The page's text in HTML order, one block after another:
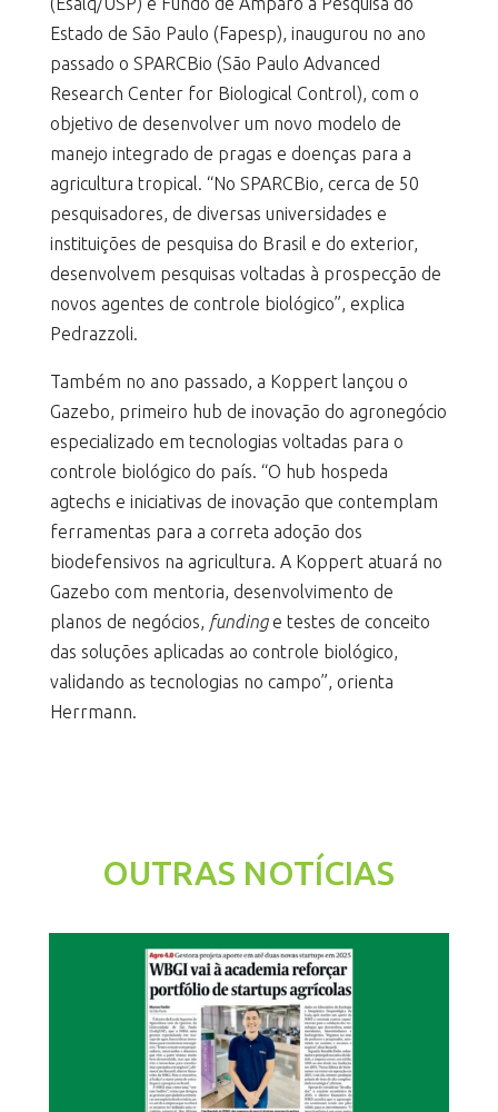
Estado de São Paulo (Fapesp), inaugurou no ano
passado o SPARCBio (São Paulo Advanced
Research Center for Biological Control), com o
objetivo de desenvolver um novo modelo de
manejo integrado de pragas e doenças para a
agricultura tropical. “No SPARCBio, cerca de 50
pesquisadores, de diversas universidades e
instituições de pesquisa do Brasil e do exterior,
desenvolvem pesquisas voltadas à prospecção de
novos agentes de controle biológico”, explica
Pedrazzoli.
Também no ano passado, a Koppert lançou o
Gazebo, primeiro hub de inovação do agronegócio
especializado em tecnologias voltadas para o
controle biológico do país. “O hub hospeda
agtechs e iniciativas de inovação que contemplam
ferramentas para a correta adoção dos
biodefensivos na agricultura. A Koppert atuará no
Gazebo com mentoria, desenvolvimento de
planos de negócios, fundinge testes de conceito
das soluções aplicadas ao controle biológico,
validando as tecnologias no campo”, orienta
Herrmann.
OUTRAS NOTÍCIAS